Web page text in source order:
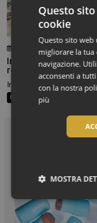
24 Luglio 2026 Chiara
Integratori per pelle e
routine passa anche
In estate cambiamo
Beauty Trend
Questo
cookie
Questo sito web
migliorare la tua
navigazione.
acconsenti a
con la nostra
più
MOSTRA